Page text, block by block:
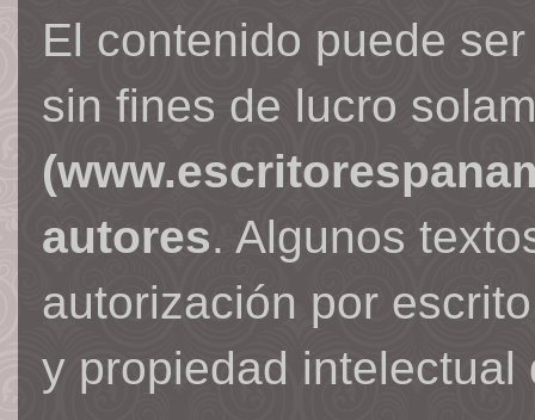
El contenido puede
sin fines de lucro
autores. Algunos
autorización por
y propiedad intelectual